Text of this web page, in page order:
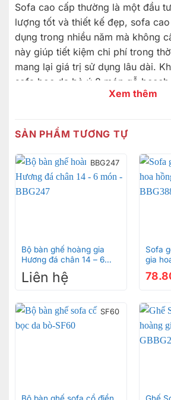
Sofa cao cấp thường là một đầu
lượng tốt và thiết kế đẹp, sofa
dụng trong nhiều năm mà không
này giúp tiết kiệm chi phí trong
mang lại giá trị sử dụng lâu dài.
sofa bọc da bò ý 8 món gỗ beech
thể thực hiện được điều đó.
Về chất liệu
Xem thêm
SẢN PHẨM TƯƠNG TỰ
BBG247
Bộ bàn ghế hoàng gia
Hương đá chân 14 – 6
món – BBG247
Liên hệ
Sofa
gia
siêu
SF60